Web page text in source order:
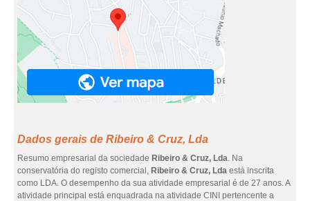
Dados gerais de Ribeiro & Cruz, Lda
Resumo empresarial da sociedade Ribeiro & Cruz, Lda. Na
conservatória do registo comercial, Ribeiro & Cruz, Lda está inscrita
como LDA. O desempenho da sua atividade empresarial é de 27 anos. A
atividade principal está enquadrada na atividade CINI pertencente a